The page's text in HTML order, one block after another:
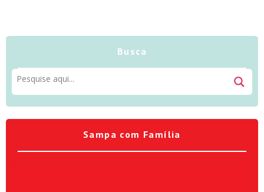
Busca
Sampa com Família